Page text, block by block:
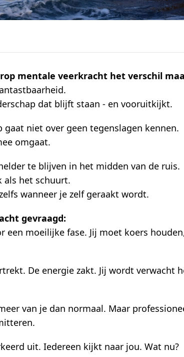
mentale veerkracht het verschil
dat blijft staan - en vooruitkijkt.
gaat niet over geen tegenslagen kennen.
omgaat.
te blijven in het midden van de ruis.
als het schuurt.
wanneer je zelf geraakt wordt.
gevraagd:
een moeilijke fase. Jij moet koers
De energie zakt. Jij wordt verwacht
van je dan normaal. Maar
uit. Iedereen kijkt naar jou. Wat nu?